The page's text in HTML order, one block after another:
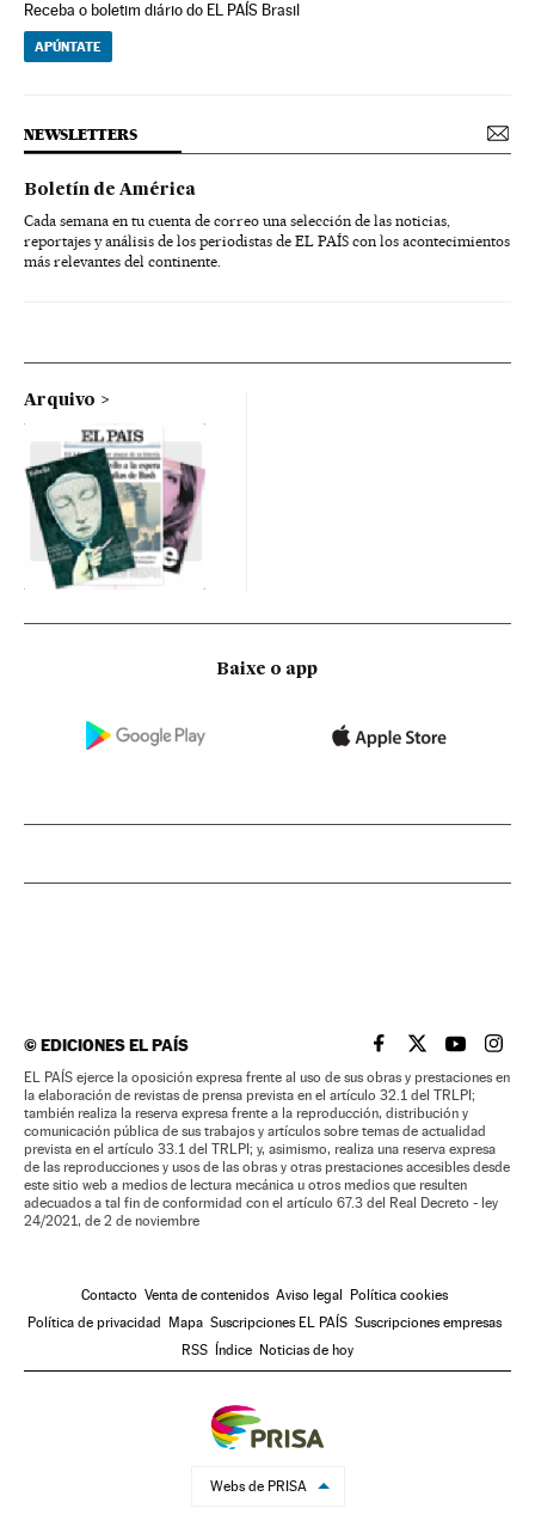
Receba o boletim diário do EL PAÍS Brasil
APÚNTATE
NEWSLETTERS
Boletín de América
Cada semana en tu cuenta de correo una selección de las noticias,
reportajes y análisis de los periodistas de EL PAÍS con los acontecimientos
más relevantes del continente.
Arquivo
Baixe o app
©EDICIONES EL PAÍS EL PAÍS BRASIL EN
EL PAÍSEL PAÍS
EL
EL PAÍS ejerce la oposición expresa frente al uso de sus obras y prestaciones en
la elaboración de revistas de prensa prevista en el artículo 32.1 del TRLPI;
también realiza la reserva expresa frente a la reproducción, distribución y
comunicación pública de sus trabajos y artículos sobre temas de actualidad
prevista en el artículo 33.1 del TRLPI; y, asimismo, realiza una reserva expresa
de las reproducciones y usos de las obras y otras prestaciones accesibles desde
este sitio web a medios de lectura mecánica u otros medios que resulten
adecuados a tal fin de conformidad con el artículo 67.3 del Real Decreto - ley
24/2021, de 2 de noviembre
Contacto Venta de contenidos Aviso legal Política cookies
Política de privacidad Mapa Suscripciones EL PAÍS Suscripciones empresas
RSS Índice Noticias de hoy
Webs de PRISA